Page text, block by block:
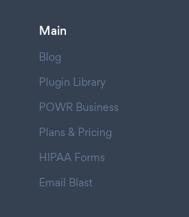
Main
Blog
Plugin Library
POWR Business
Plans & Pricing
HIPAA Forms
Email Blast